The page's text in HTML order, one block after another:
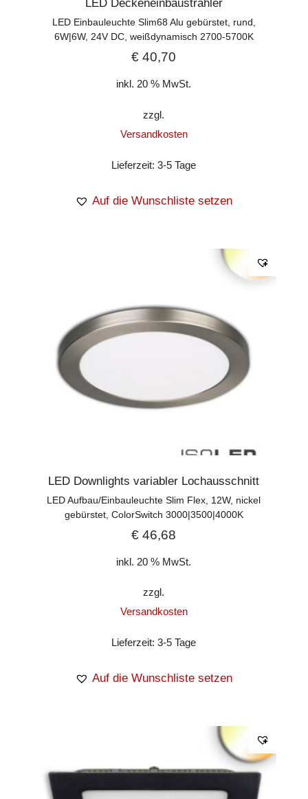
LED Deckeneinbaustrahler
LED Einbauleuchte Slim68 Alu gebürstet, rund,
6W|6W, 24V DC, weißdynamisch 2700-5700K
€ 40,70
inkl. 20 % MwSt.
zzgl.
Versandkosten
Lieferzeit:3-5 Tage
Auf die Wunschliste setzen
LED Downlights variabler Lochausschnitt
LED Aufbau/Einbauleuchte Slim Flex, 12W, nickel
gebürstet, ColorSwitch 3000|3500|4000K
€ 46,68
inkl. 20 % MwSt.
zzgl.
Versandkosten
Lieferzeit:3-5 Tage
Auf die Wunschliste setzen